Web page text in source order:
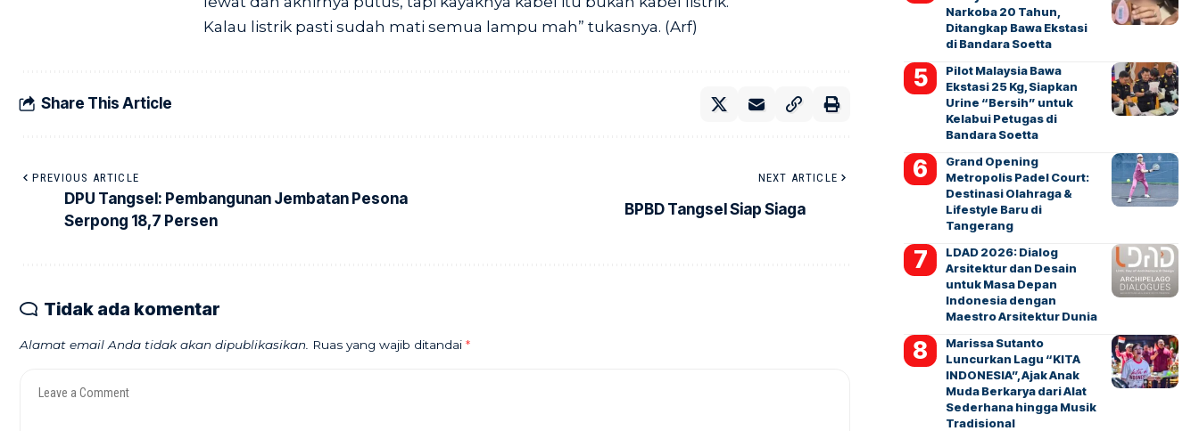
Kalau listrik pasti sudah mati semua lampu mah” tukasnya. (Arf)
Share This Article
PREVIOUS ARTICLE
DPU Tangsel: Pembangunan Jembatan Pesona
Serpong 18,7 Persen
NEXT ARTICLE
BPBD Tangsel Siap Siaga
Tidak ada komentar
Alamat email Anda tidak akan dipublikasikan. Ruas yang wajib ditandai *
Narkoba 20 Tahun,
Ditangkap Bawa Ekstasi
di Bandara Soetta
Pilot Malaysia Bawa
Ekstasi 25 Kg, Siapkan
Urine “Bersih” untuk
Kelabui Petugas di
Bandara Soetta
Grand Opening
Metropolis Padel Court:
Destinasi Olahraga &
Lifestyle Baru di
Tangerang
LDAD 2026: Dialog
Arsitektur dan Desain
untuk Masa Depan
Indonesia dengan
Maestro Arsitektur Dunia
Marissa Sutanto
Luncurkan Lagu “KITA
INDONESIA”, Ajak Anak
Muda Berkarya dari Alat
Sederhana hingga Musik
Tradisional